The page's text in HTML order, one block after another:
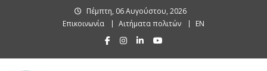
Πέμπτη, 06 Αυγούστου, 2026
Επικοινωνία
Αιτήματα πολιτών EN